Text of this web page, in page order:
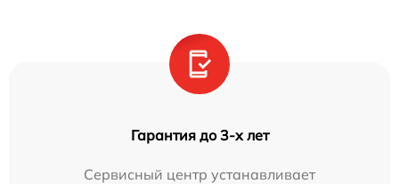
Гарантия до 3-х лет
Сервисный центр устанавливает